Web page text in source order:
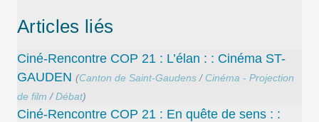
Articles liés
Ciné-Rencontre COP 21 : L’élan : : Cinéma ST-
GAUDEN (Canton de Saint-Gaudens / Cinéma - Projection
de film /Débat)
Ciné-Rencontre COP 21 : En quête de sens : :